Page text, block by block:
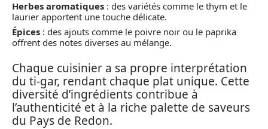
Herbes aromatiques : des variétés comme le thym et le
laurier apportent une touche délicate.
Épices : des ajouts comme le poivre noir ou le paprika
offrent des notes diverses au mélange.
Chaque cuisinier a sa propre interprétation
du ti-gar, rendant chaque plat unique. Cette
diversité d’ingrédients contribue à
l’authenticité et à la riche palette de saveurs
du Pays de Redon.